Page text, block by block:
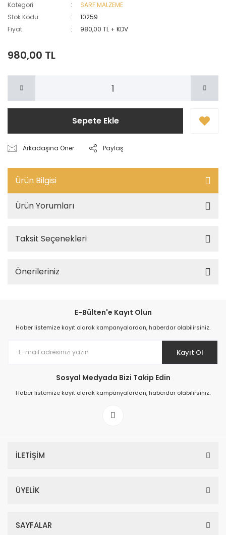
Kategori
SARF MALZEME
Stok Kodu
10259
Fiyat
980,00 TL + KDV
980,00 TL
Sepete Ekle
Arkadaşına Öner Paylaş
Ürün Bilgisi
Ürün Yorumları
Taksit Seçenekleri
Önerileriniz
E-Bülten'e Kayıt Olun
Haber listemize kayıt olarak kampanyalardan, haberdar olabilirsiniz.
Kayıt Ol
Sosyal Medyada Bizi Takip Edin
Haber listemize kayıt olarak kampanyalardan, haberdar olabilirsiniz.
İLETİŞİM
ÜYELİK
SAYFALAR